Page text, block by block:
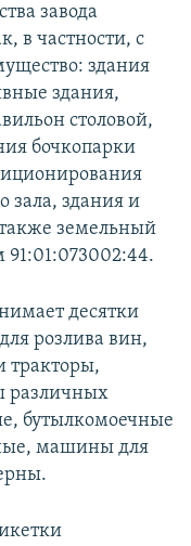
завода
в частности, с
здания
здания,
столовой,
бочкопарки
зала, здания и
земельный
91:01:073002:44.
десятки
розлива вин,
тракторы,
различных
бутылкомоечные
машины для